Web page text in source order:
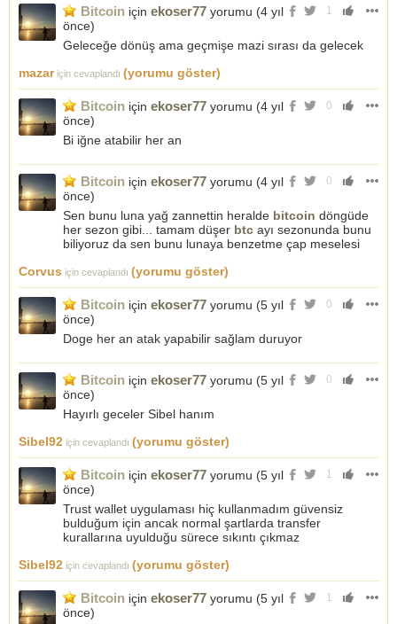
1
Bitcoin için ekoser77 yorumu (4 yıl
önce)
Geleceğe dönüş ama geçmişe mazi sırası da gelecek
mazariçin cevaplandı (yorumu göster)
0
Bitcoin için ekoser77 yorumu (4 yıl
önce)
Bi iğne atabilir her an
0
Bitcoin için ekoser77 yorumu (4 yıl
önce)
Sen bunu luna yağ zannettin heralde bitcoin döngüde
her sezon gibi... tamam düşer btc ayı sezonunda bunu
biliyoruz da sen bunu lunaya benzetme çap meselesi
Corvus için cevaplandı (yorumu göster)
0
Bitcoin için ekoser77 yorumu (5 yıl
önce)
Doge her an atak yapabilir sağlam duruyor
0
Bitcoin için ekoser77 yorumu (5 yıl
önce)
Hayırlı geceler Sibel hanım
Sibel92 için cevaplandı (yorumu göster)
1
Bitcoin için ekoser77 yorumu (5 yıl
önce)
Trust wallet uygulaması hiç kullanmadım güvensiz
bulduğum için ancak normal şartlarda transfer
kurallarına uyulduğu sürece sıkıntı çıkmaz
Sibel92 için cevaplandı (yorumu göster)
1
Bitcoin için ekoser77 yorumu (5 yıl
önce)